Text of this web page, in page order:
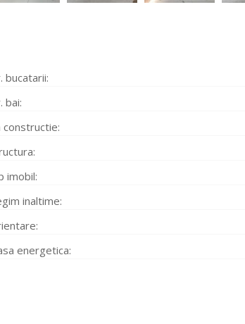
bucatarii:
bai:
constructie:
imobil:
inaltime:
energetica: